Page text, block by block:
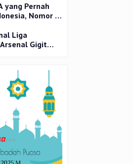
yang Pernah
Nomor 1
Liga
Gigit